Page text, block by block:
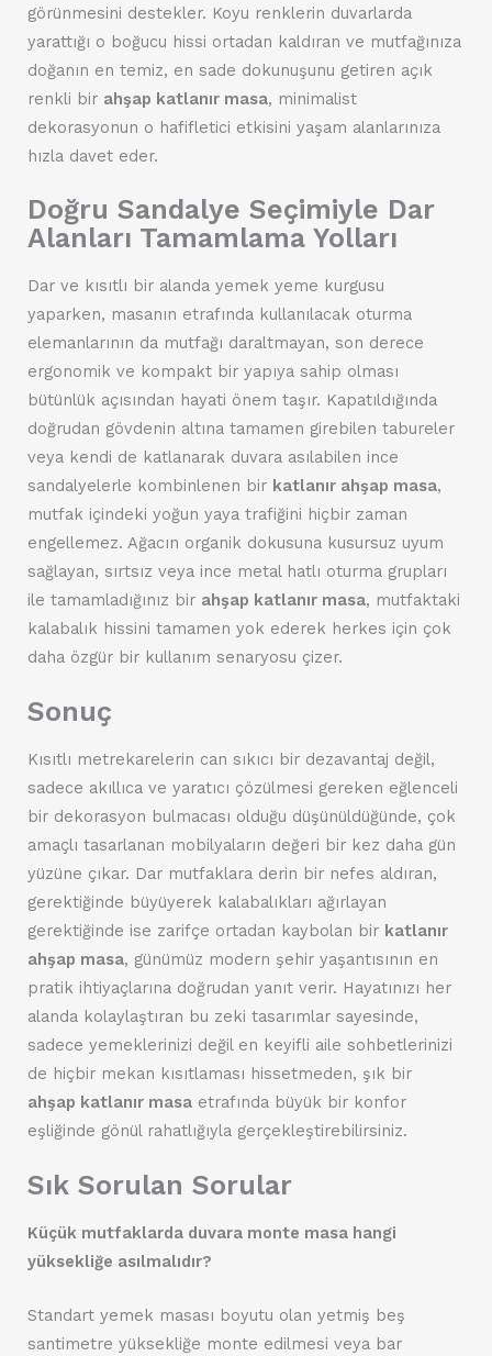
görünmesini destekler. Koyu renklerin duvarlarda
yarattığı o boğucu hissi ortadan kaldıran ve mutfağınıza
doğanın en temiz, en sade dokunuşunu getiren açık
renkli bir ahşap katlanır masa, minimalist
dekorasyonun o hafifletici etkisini yaşam alanlarınıza
hızla davet eder.
Doğru Sandalye Seçimiyle Dar
Alanları Tamamlama Yolları
Dar ve kısıtlı bir alanda yemek yeme kurgusu
yaparken, masanın etrafında kullanılacak oturma
elemanlarının da mutfağı daraltmayan, son derece
ergonomik ve kompakt bir yapıya sahip olması
bütünlük açısından hayati önem taşır. Kapatıldığında
doğrudan gövdenin altına tamamen girebilen tabureler
veya kendi de katlanarak duvara asılabilen ince
sandalyelerle kombinlenen bir katlanır ahşap masa,
mutfak içindeki yoğun yaya trafiğini hiçbir zaman
engellemez. Ağacın organik dokusuna kusursuz uyum
sağlayan, sırtsız veya ince metal hatlı oturma grupları
ile tamamladığınız bir ahşap katlanır masa, mutfaktaki
kalabalık hissini tamamen yok ederek herkes için çok
daha özgür bir kullanım senaryosu çizer.
Sonuç
Kısıtlı metrekarelerin can sıkıcı bir dezavantaj değil,
sadece akıllıca ve yaratıcı çözülmesi gereken eğlenceli
bir dekorasyon bulmacası olduğu düşünüldüğünde, çok
amaçlı tasarlanan mobilyaların değeri bir kez daha gün
yüzüne çıkar. Dar mutfaklara derin bir nefes aldıran,
gerektiğinde büyüyerek kalabalıkları ağırlayan
gerektiğinde ise zarifçe ortadan kaybolan bir katlanır
ahşap masa, günümüz modern şehir yaşantısının en
pratik ihtiyaçlarına doğrudan yanıt verir. Hayatınızı her
alanda kolaylaştıran bu zeki tasarımlar sayesinde,
sadece yemeklerinizi değil en keyifli aile sohbetlerinizi
de hiçbir mekan kısıtlaması hissetmeden, şık bir
ahşap katlanır masa etrafında büyük bir konfor
eşliğinde gönül rahatlığıyla gerçekleştirebilirsiniz.
Sık Sorulan Sorular
Küçük mutfaklarda duvara monte masa hangi
yüksekliğe asılmalıdır?
Standart yemek masası boyutu olan yetmiş beş
santimetre yüksekliğe monte edilmesi veya bar